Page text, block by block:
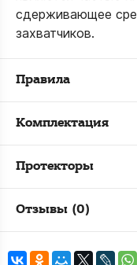
сдерживающее
захватчиков.
Правила
Комплектация
Протекторы
Отзывы (0)